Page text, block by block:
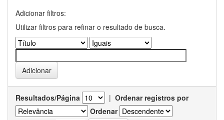
Adicionar filtros:
Utilizar filtros para refinar o resultado de busca.
Resultados/Página | Ordenar registros por
Ordenar